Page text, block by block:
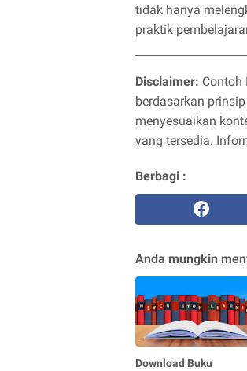
tidak hanya
praktik
Disclaimer: Contoh
berdasarkan
menyesuaikan
yang tersedia.
Berbagi :
Anda mungkin
Download Buku